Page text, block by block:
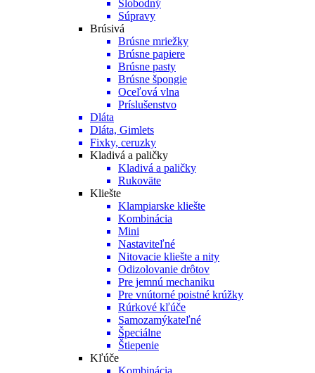
Slobodný
Súpravy
Brúsivá
Brúsne mriežky
Brúsne papiere
Brúsne pasty
Brúsne špongie
Oceľová vlna
Príslušenstvo
Dláta
Dláta, Gimlets
Fixky, ceruzky
Kladivá a paličky
Kladivá a paličky
Rukoväte
Kliešte
Klampiarske kliešte
Kombinácia
Mini
Nastaviteľné
Nitovacie kliešte a nity
Odizolovanie drôtov
Pre jemnú mechaniku
Pre vnútorné poistné krúžky
Rúrkové kľúče
Samozamýkateľné
Špeciálne
Štiepenie
Kľúče
Kombinácia